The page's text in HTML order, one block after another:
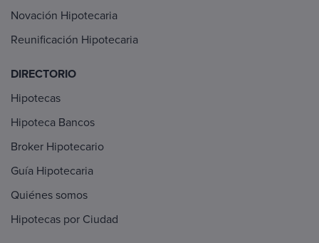
Novación Hipotecaria
Reunificación Hipotecaria
DIRECTORIO
Hipotecas
Hipoteca Bancos
Broker Hipotecario
Guía Hipotecaria
Quiénes somos
Hipotecas por Ciudad